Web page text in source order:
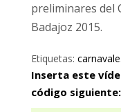
preliminares del
Badajoz 2015.
Etiquetas:
Inserta este
código siguiente: